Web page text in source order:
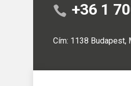
+36 1
Cím: 1138 Budapest,